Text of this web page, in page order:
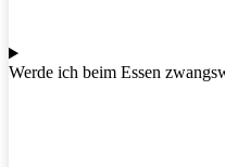
Werde ich beim Essen